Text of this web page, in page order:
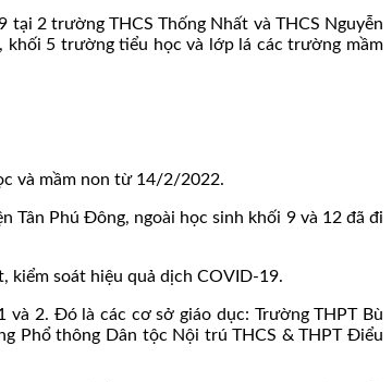
2 trường THCS Thống Nhất và THCS Nguyễn
khối 5 trường tiểu học và lớp lá các trường mầm
và mầm non từ 14/2/2022.
Tân Phú Đông, ngoài học sinh khối 9 và 12 đã đi
kiểm soát hiệu quả dịch COVID-19.
2. Đó là các cơ sở giáo dục: Trường THPT Bù
Phổ thông Dân tộc Nội trú THCS & THPT Điểu